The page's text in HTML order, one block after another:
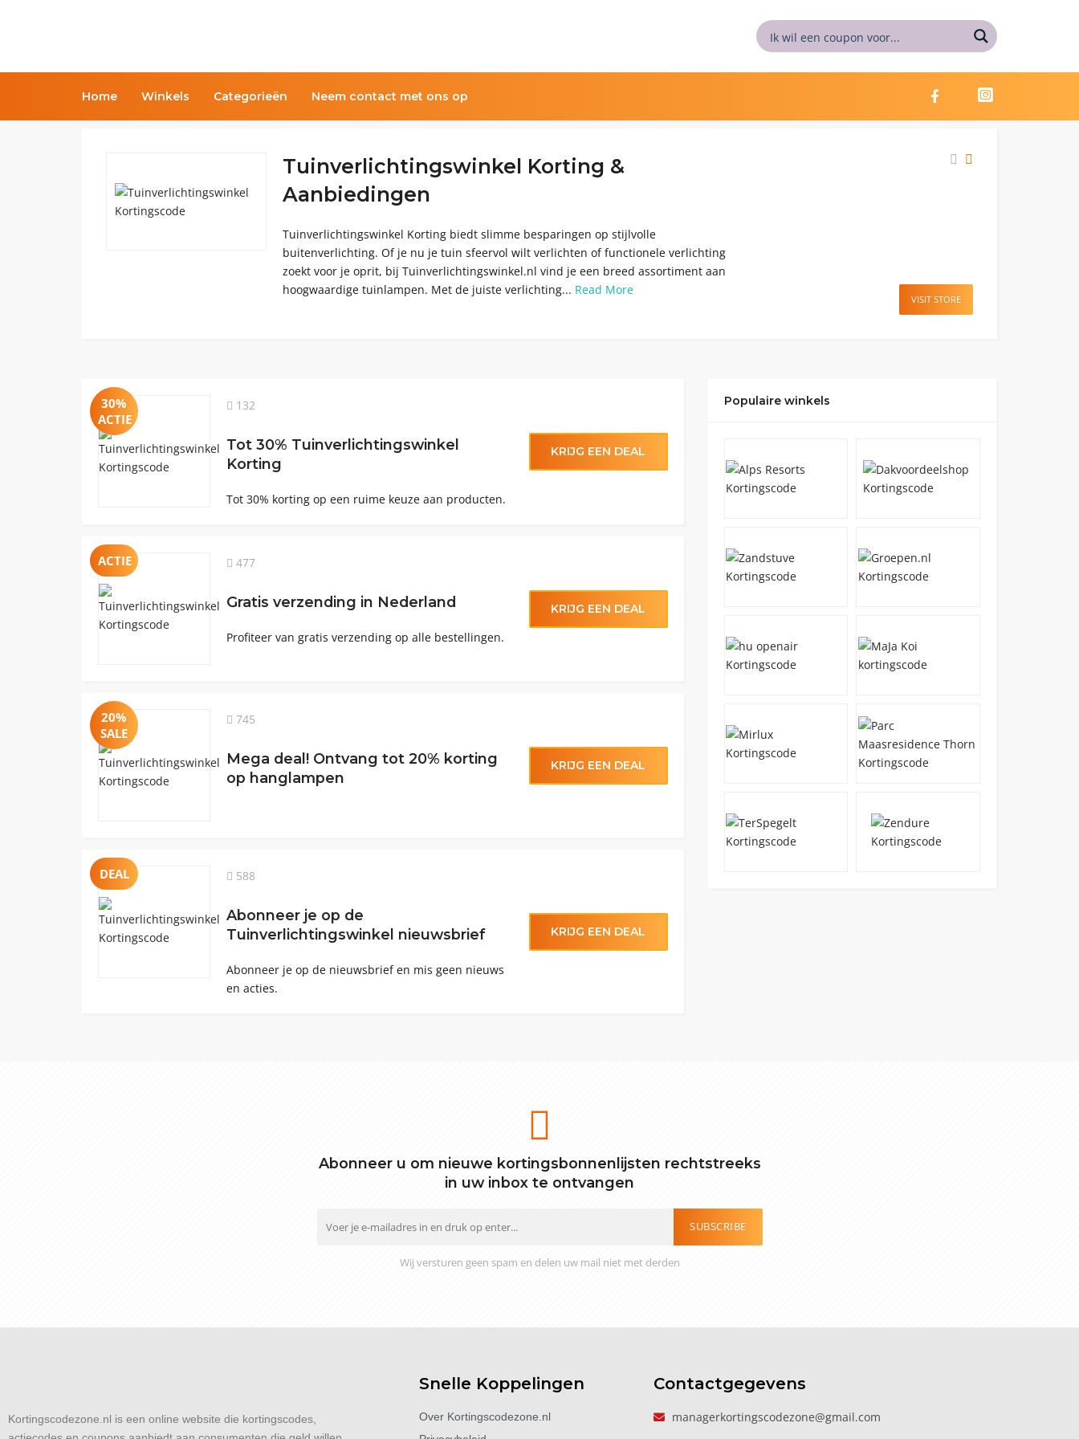
Home Winkels Categorieën Neem contact met ons op
Tuinverlichtingswinkel Korting &
Aanbiedingen
Tuinverlichtingswinkel Korting biedt slimme besparingen op stijlvolle
buitenverlichting. Of je nu je tuin sfeervol wilt verlichten of functionele verlichting
zoekt voor je oprit, bij Tuinverlichtingswinkel.nl vind je een breed assortiment aan
hoogwaardige tuinlampen. Met de juiste verlichting... Read More
VISIT STORE
30%
ACTIE
132
Tot 30% Tuinverlichtingswinkel
Korting
Tot 30% korting op een ruime keuze aan producten.
KRIJG EEN DEAL
ACTIE 477
Gratis verzending in Nederland
Profiteer van gratis verzending op alle bestellingen.
KRIJG EEN DEAL
20%
SALE
745
Mega deal! Ontvang tot 20% korting
op hanglampen
KRIJG EEN DEAL
DEAL 588
Abonneer je op de
Tuinverlichtingswinkel nieuwsbrief
Abonneer je op de nieuwsbrief en mis geen nieuws
en acties.
KRIJG EEN DEAL
Populaire winkels
Abonneer u om nieuwe kortingsbonnenlijsten rechtstreeks
in uw inbox te ontvangen
SUBSCRIBE
Wij versturen geen spam en delen uw mail niet met derden
Kortingscodezone.nl is een online website die kortingscodes,
Snelle Koppelingen
Over Kortingscodezone.nl
Contactgegevens
managerkortingscodezone@gmail.com